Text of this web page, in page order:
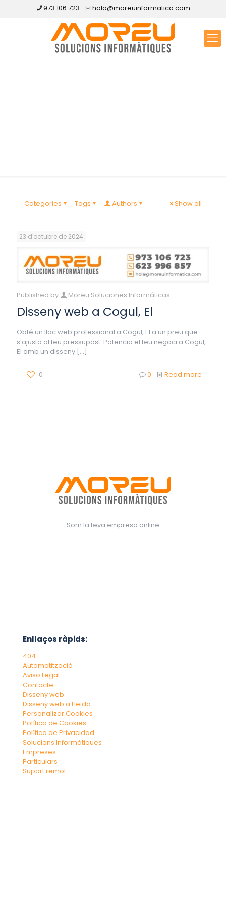
973 106 723 hola@moreuinformatica.com
Categories Tags Authors Show all
23 d'octubre de 2024
Published by Moreu Soluciones Informáticas
Disseny web a Cogul, El
Obté un lloc web professional a Cogul, El a un preu que
s’ajusta al teu pressupost. Potencia el teu negoci a Cogul,
El amb un disseny […]
0 0 Read more
Som la teva empresa online
Enllaços ràpids:
404
Automatització
Aviso Legal
Contacte
Disseny web
Disseny web a Lleida
Personalizar Cookies
Política de Cookies
Política de Privacidad
Solucions Informàtiques
Empreses
Particulars
Suport remot